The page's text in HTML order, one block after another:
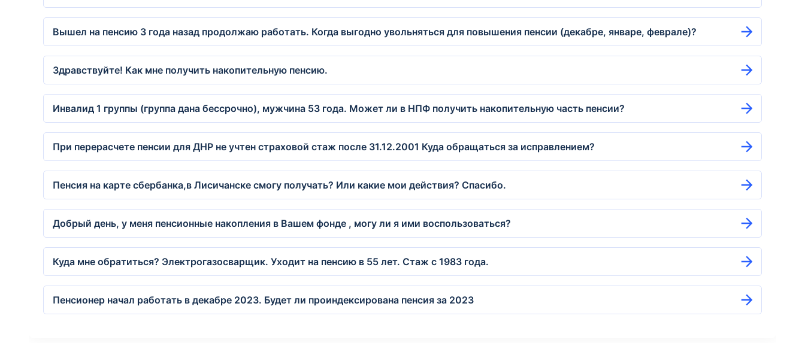
Вышел на пенсию 3 года назад продолжаю работать. Когда выгодно увольняться для повышения пенсии (декабре, январе, феврале)?
Здравствуйте! Как мне получить накопительную пенсию.
Инвалид 1 группы (группа дана бессрочно), мужчина 53 года. Может ли в НПФ получить накопительную часть пенсии?
При перерасчете пенсии для ДНР не учтен страховой стаж после 31.12.2001 Куда обращаться за исправлением?
Пенсия на карте сбербанка,в Лисичанске смогу получать? Или какие мои действия? Спасибо.
Добрый день, у меня пенсионные накопления в Вашем фонде , могу ли я ими воспользоваться?
Куда мне обратиться? Электрогазосварщик. Уходит на пенсию в 55 лет. Стаж с 1983 года.
Пенсионер начал работать в декабре 2023. Будет ли проиндексирована пенсия за 2023